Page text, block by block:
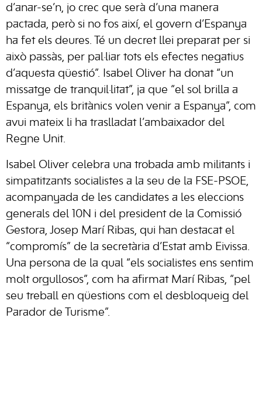
d’anar-se’n, jo crec que serà d’una manera
pactada, però si no fos així, el govern d’Espanya
ha fet els deures. Té un decret llei preparat per si
això passàs, per pal·liar tots els efectes negatius
d’aquesta qüestió”. Isabel Oliver ha donat “un
missatge de tranquil·litat”, ja que “el sol brilla a
Espanya, els britànics volen venir a Espanya”, com
avui mateix li ha traslladat l’ambaixador del
Regne Unit.
Isabel Oliver celebra una trobada amb militants i
simpatitzants socialistes a la seu de la FSE-PSOE,
acompanyada de les candidates a les eleccions
generals del 10N i del president de la Comissió
Gestora, Josep Marí Ribas, qui han destacat el
“compromís” de la secretària d’Estat amb Eivissa.
Una persona de la qual “els socialistes ens sentim
molt orgullosos”, com ha afirmat Marí Ribas, “pel
seu treball en qüestions com el desbloqueig del
Parador de Turisme”.